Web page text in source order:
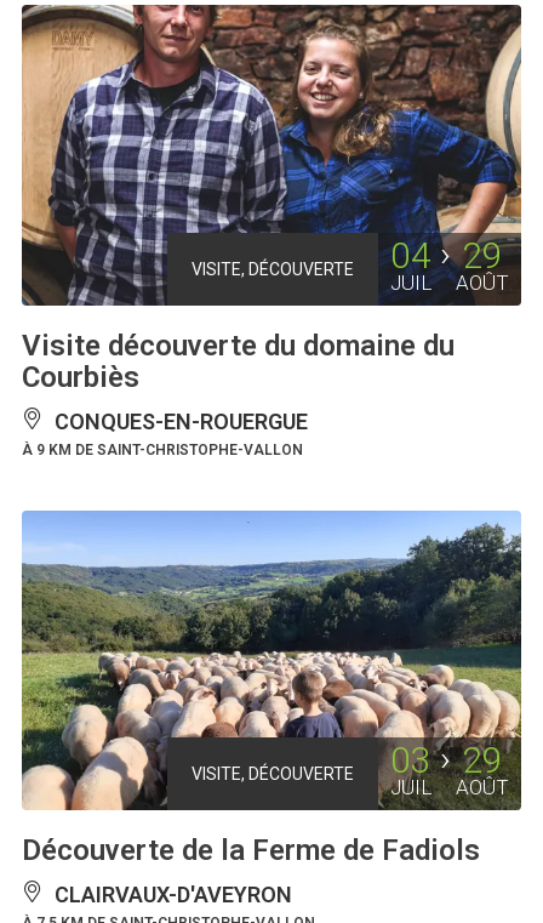
VISITE, DÉCOUVERTE 04
JUIL
29
AOÛT
Visite découverte du domaine du
Courbiès
CONQUES-EN-ROUERGUE
À 9 KM DE SAINT-CHRISTOPHE-VALLON
VISITE, DÉCOUVERTE 03
JUIL
29
AOÛT
Découverte de la Ferme de Fadiols
CLAIRVAUX-D'AVEYRON